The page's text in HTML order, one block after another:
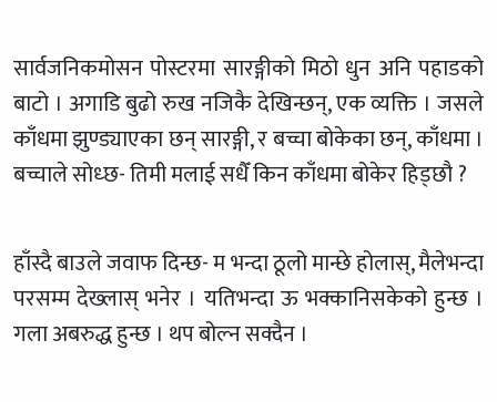
सार्वजनिकमोसन पोस्टरमा सारङ्गीको मिठो धुन अनि पहाडको
बाटो । अगाडि बुढो रुख नजिकै देखिन्छन्, एक व्यक्ति । जसले
काँधमा झुण्ड्याएका छन् सारङ्गी, र बच्चा बोकेका छन्, काँधमा ।
बच्चाले सोध्छ- तिमी मलाई सधैँ किन काँधमा बोकेर हिड्छौ ?
हाँस्दै बाउले जवाफ दिन्छ- म भन्दा ठूलो मान्छे होलास्, मैलेभन्दा
परसम्म देख्लास् भनेर । यतिभन्दा ऊ भक्कानिसकेको हुन्छ ।
गला अबरुद्ध हुन्छ । थप बोल्न सक्दैन ।